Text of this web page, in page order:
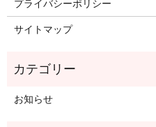
プライバシーポリシー
サイトマップ
お知らせ